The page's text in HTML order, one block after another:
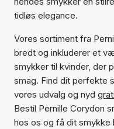
tidløs elegance.
Vores sortiment fra
bredt og inkluderer et
smykker til kvinder, der
smag. Find dit perfekte
vores udvalg og nyd
Bestil Pernille Corydon
hos os og få dit smykke